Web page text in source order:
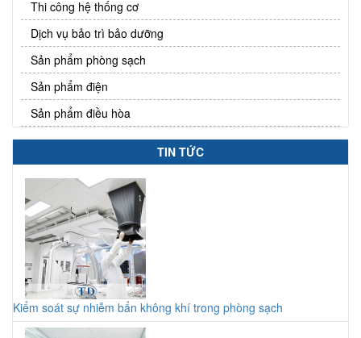
Thi công hệ thống cơ
Dịch vụ bảo trì bảo dưỡng
Sản phẩm phòng sạch
Sản phẩm điện
Sản phẩm điều hòa
TIN TỨC
Kiểm soát sự nhiễm bẩn không khí trong phòng sạch